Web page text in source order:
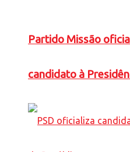
Partido Missão
candidato à